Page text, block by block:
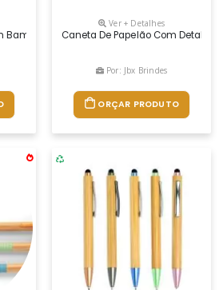
Com Clipe. Escrita Em Azul. Por Ser
Ver + Detalhes
Caneta De Papelão Com
Por: Jbx Brindes
ORÇAR PRODUTO